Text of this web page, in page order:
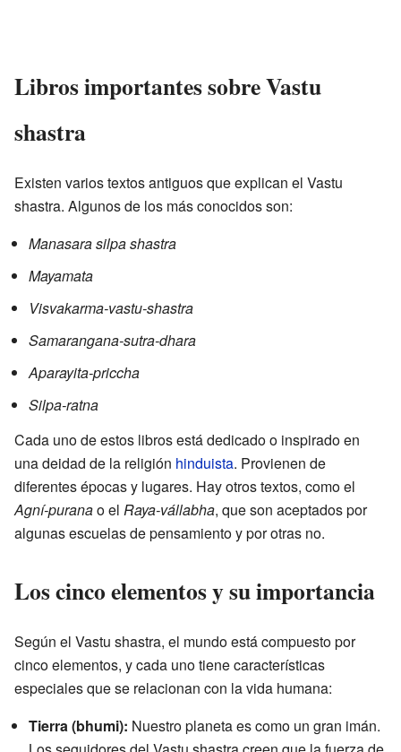
Libros importantes sobre Vastu
shastra
Existen varios textos antiguos que explican el Vastu
shastra. Algunos de los más conocidos son:
Manasara silpa shastra
Mayamata
Visvakarma-vastu-shastra
Samarangana-sutra-dhara
Aparayita-priccha
Silpa-ratna
Cada uno de estos libros está dedicado o inspirado en
una deidad de la religión hinduista. Provienen de
diferentes épocas y lugares. Hay otros textos, como el
Agní-puranao el Raya-vállabha, que son aceptados por
algunas escuelas de pensamiento y por otras no.
Los cinco elementos y su importancia
Según el Vastu shastra, el mundo está compuesto por
cinco elementos, y cada uno tiene características
especiales que se relacionan con la vida humana:
Tierra (bhumi): Nuestro planeta es como un gran imán.